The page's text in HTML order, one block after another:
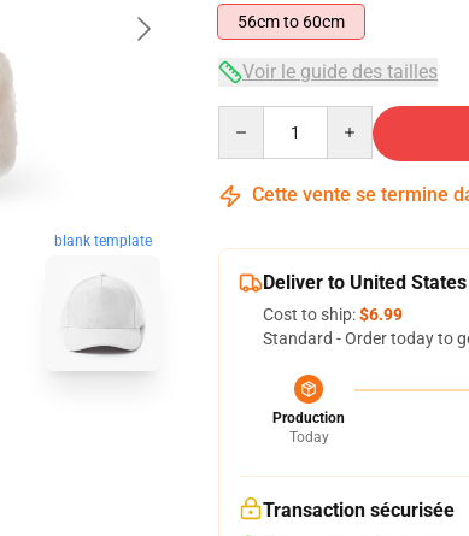
blank template
56cm to 60cm
Voir le guide des tailles
Cette vente se termine
Deliver to United States
Cost to ship:$6.99
Standard - Order today to
Production
Today
Transaction sécurisée